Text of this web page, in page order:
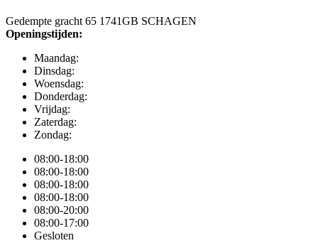
Gedempte gracht 65 1741GB SCHAGEN
Openingstijden:
Maandag:
Dinsdag:
Woensdag:
Donderdag:
Vrijdag:
Zaterdag:
Zondag:
08:00-18:00
08:00-18:00
08:00-18:00
08:00-18:00
08:00-20:00
08:00-17:00
Gesloten